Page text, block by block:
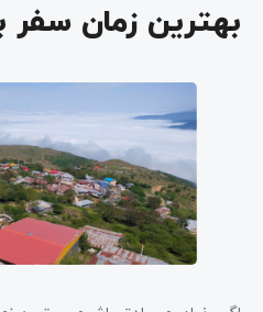
بهترین زمان سفر